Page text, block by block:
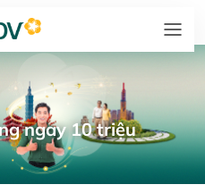
ngay 10 triệu